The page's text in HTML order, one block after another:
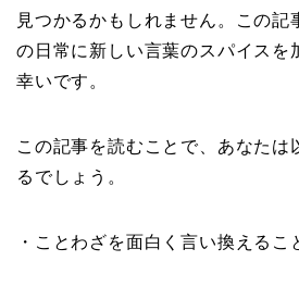
見つかるかもしれません。この記
の日常に新しい言葉のスパイスを
幸いです。
この記事を読むことで、あなたは
るでしょう。
・ことわざを面白く言い換えるこ